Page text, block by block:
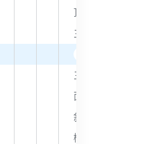
顶盖网状纤维
三叉神经脊束
三叉神经中脑束
面神经膝
斜方体
橄榄耳蜗束